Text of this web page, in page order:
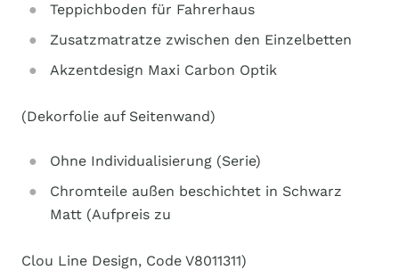
Teppichboden für Fahrerhaus
Zusatzmatratze zwischen den Einzelbetten
Akzentdesign Maxi Carbon Optik
(Dekorfolie auf Seitenwand)
Ohne Individualisierung (Serie)
Chromteile außen beschichtet in Schwarz
Matt (Aufpreis zu
Clou Line Design, Code V8011311)